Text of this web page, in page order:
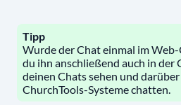
Tipp
Wurde der Chat einmal im
du ihn anschließend auch in der
deinen Chats sehen und
ChurchTools-Systeme chatten.